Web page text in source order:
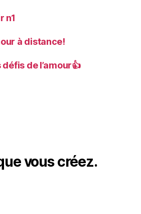
n1
à distance!
défis de l’amour👍
vous créez.